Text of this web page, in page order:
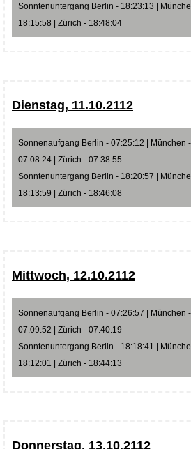
Sonntenuntergang Berlin - 18:23:13 |
18:15:58 | Zürich - 18:48:04
Dienstag, 11.10.2112
Sonnenaufgang Berlin - 07:25:12 | München
07:08:24 | Zürich - 07:38:55
Sonntenuntergang Berlin - 18:20:57 |
18:13:59 | Zürich - 18:46:08
Mittwoch, 12.10.2112
Sonnenaufgang Berlin - 07:26:57 | München
07:09:52 | Zürich - 07:40:19
Sonntenuntergang Berlin - 18:18:41 |
18:12:01 | Zürich - 18:44:13
Donnerstag, 13.10.2112